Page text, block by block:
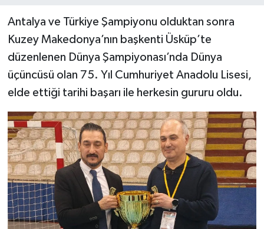
Antalya ve Türkiye Şampiyonu olduktan sonra
Kuzey Makedonya’nın başkenti Üsküp’te
düzenlenen Dünya Şampiyonası’nda Dünya
üçüncüsü olan 75. Yıl Cumhuriyet Anadolu Lisesi,
elde ettiği tarihi başarı ile herkesin gururu oldu.